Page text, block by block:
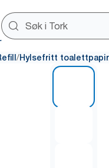
/Hylsefritt toalettpapir